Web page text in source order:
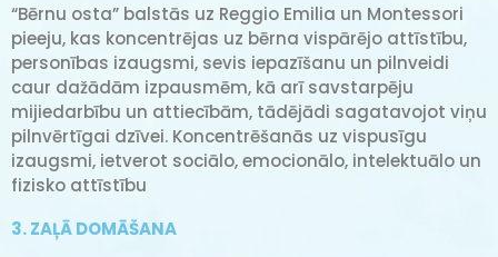
“Bērnu osta” balstās uz Reggio Emilia un Montessori
pieeju, kas koncentrējas uz bērna vispārējo attīstību,
personības izaugsmi, sevis iepazīšanu un pilnveidi
caur dažādām izpausmēm, kā arī savstarpēju
mijiedarbību un attiecībām, tādējādi sagatavojot viņu
pilnvērtīgai dzīvei. Koncentrēšanās uz vispusīgu
izaugsmi, ietverot sociālo, emocionālo, intelektuālo un
fizisko attīstību
3. ZAĻĀ DOMĀŠANA